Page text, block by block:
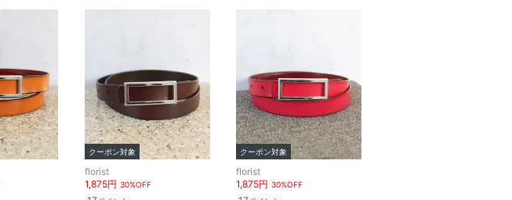
クーポン対象
florist
1,875円 30%OFF
クーポン対象
florist
1,875円 30%OFF